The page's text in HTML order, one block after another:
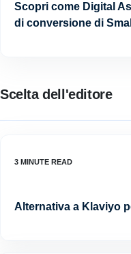
Scopri come Digital
di conversione di
Scelta dell'editore
Alternativa a Klaviyo